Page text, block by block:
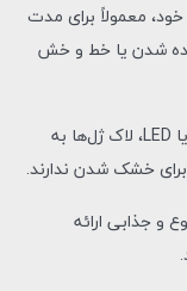
خود، معمولاً برای مدت
شدن یا خط و خش
2. خشک شدن سریع: با استفاده از دستگاه UV یا LED، لاک ژل‌ها به
خشک شدن ندارند.
و جذابی ارائه